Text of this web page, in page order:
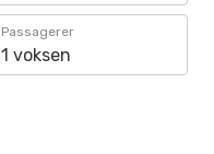
Passagerer
1 voksen